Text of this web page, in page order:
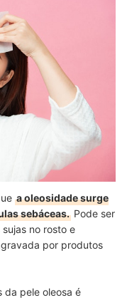
a oleosidade surge
sebáceas. Pode ser
no rosto e
por produtos
da pele oleosa é